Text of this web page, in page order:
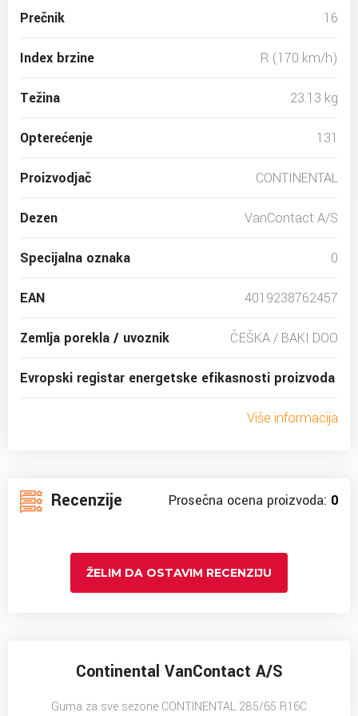
Prečnik 16
Index brzine R (170 km/h)
Težina 23.13 kg
Opterećenje 131
Proizvodjač CONTINENTAL
Dezen VanContact A/S
Specijalna oznaka 0
EAN 4019238762457
Zemlja porekla / uvoznik ČEŠKA / BAKI DOO
Evropski registar energetske efikasnosti proizvoda
Više informacija
Recenzije Prosečna ocena proizvoda: 0
ŽELIM DA OSTAVIM RECENZIJU
Continental VanContact A/S
Guma za sve sezone CONTINENTAL 285/65 R16C